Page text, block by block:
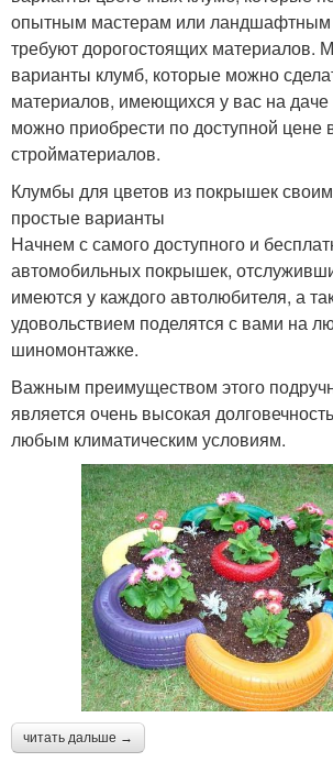
опытным мастерам или ландшафтным
требуют дорогостоящих материалов.
варианты клумб, которые можно
материалов, имеющихся у вас на
можно приобрести по доступной цене
стройматериалов.
Клумбы для цветов из покрышек
простые варианты
Начнем с самого доступного и
автомобильных покрышек,
имеются у каждого автолюбителя, а
удовольствием поделятся с вами на
шиномонтажке.
Важным преимуществом этого
является очень высокая
любым климатическим условиям.
читать дальше →